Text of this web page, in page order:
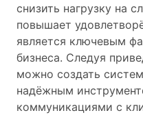
снизить нагрузку на
повышает
является ключевым
бизнеса. Следуя
можно создать
надёжным
коммуникациями с